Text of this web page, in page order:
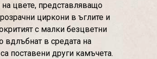
цвете, представляващо
циркони в ъглите и
с малки безцветни
вдлъбнат в средата на
поставени други камъчета.